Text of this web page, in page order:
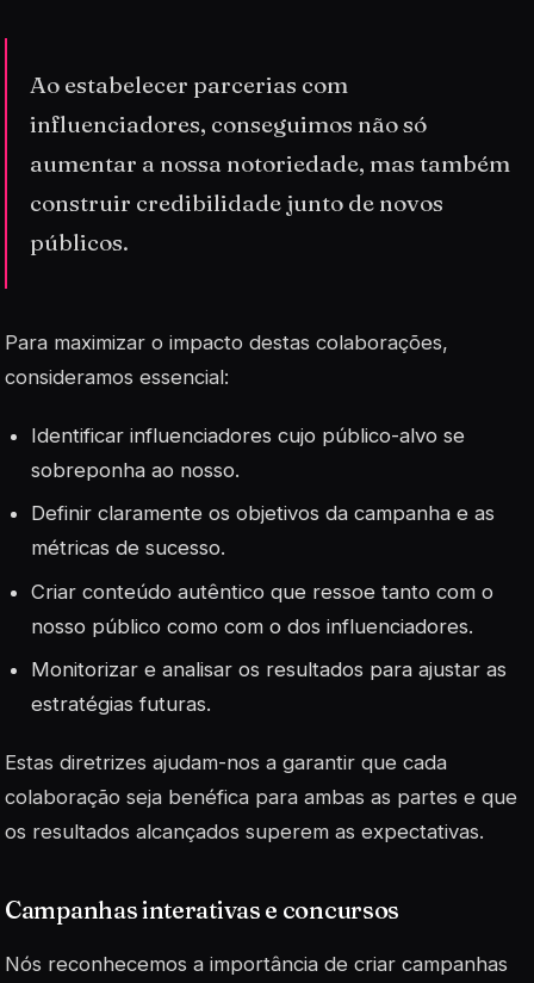
Ao estabelecer parcerias com
influenciadores, conseguimos não só
aumentar a nossa notoriedade, mas também
construir credibilidade junto de novos
públicos.
Para maximizar o impacto destas colaborações,
consideramos essencial:
Identificar influenciadores cujo público-alvo se
sobreponha ao nosso.
Definir claramente os objetivos da campanha e as
métricas de sucesso.
Criar conteúdoautêntico que ressoe tanto com o
nosso público como com o dos influenciadores.
Monitorizar e analisar os resultados para ajustar as
estratégias futuras.
Estas diretrizes ajudam-nos a garantir que cada
colaboração seja benéfica para ambas as partes e que
os resultados alcançados superem as expectativas.
Campanhas interativas e concursos
Nós reconhecemos a importância de criar campanhas